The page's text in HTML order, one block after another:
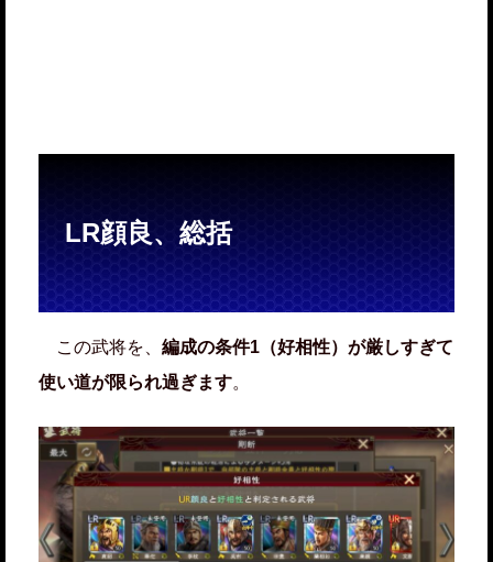
LR顔良、総括
この武将を、 編成の条件1（好相性）が厳しすぎて
使い道が限られ過ぎます。